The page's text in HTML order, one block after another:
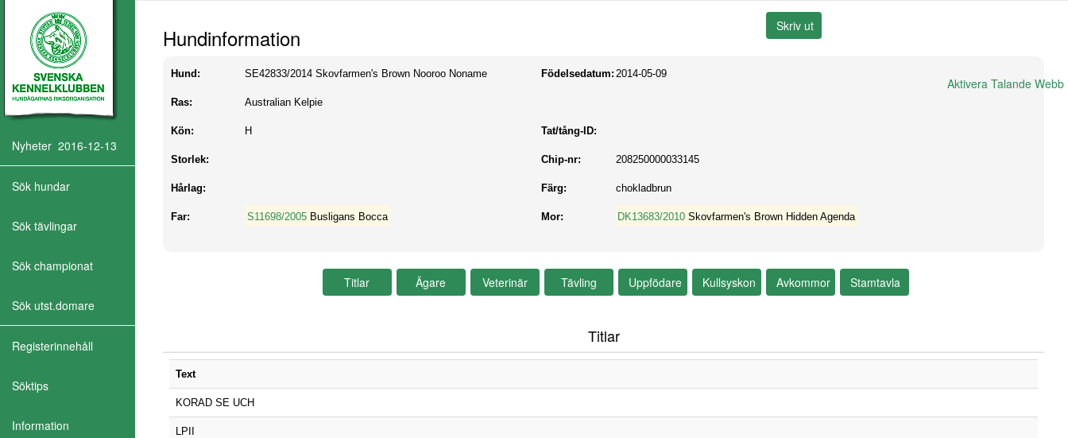
Aktivera Talande Webb
Nyheter 2016-12-13
Sök hundar
Sök tävlingar
Sök championat
Sök utst.domare
Registerinnehåll
Söktips
Information
Hundinformation
Hund: SE42833/2014 Skovfarmen's Brown Nooroo Noname Födelsedatum: 2014-05-09
Ras: Australian Kelpie
Kön: H Tat/tång-ID:
Storlek: Chip-nr: 208250000033145
Hårlag: Färg: chokladbrun
Far: S11698/2005 Busligans Bocca Mor: DK13683/2010 Skovfarmen's Brown Hidden Agenda
Titlar
Text
KORAD SE UCH
LPII